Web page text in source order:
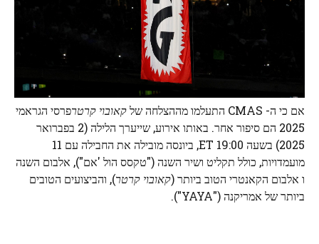
אם כי ה- CMAS התעלמו מההצלחה של קאובוי קרטרפרסי הגראמי
2025 הם סיפור אחר. באותו אירוע, שייערך הלילה (2 בפברואר
2025) בשעה 19:00 ET, ביונסה מובילה את החבילה עם 11
מועמדויות, כולל תקליט ושיר השנה ("טקסס הול 'אם"), אלבום השנה
ו אלבום הקאנטרי הטוב ביותר (קאובוי קרטר), והביצועים הטובים
ביותר של אמריקנה ("YAYA").